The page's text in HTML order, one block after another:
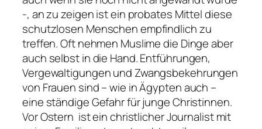
-, an zu zeigen ist ein probates Mittel diese
schutzlosen Menschen empfindlich zu
treffen. Oft nehmen Muslime die Dinge aber
auch selbst in die Hand. Entführungen,
Vergewaltigungen und Zwangsbekehrungen
von Frauen sind – wie in Ägypten auch –
eine ständige Gefahr für junge Christinnen.
Vor Ostern ist ein christlicher Journalist mit